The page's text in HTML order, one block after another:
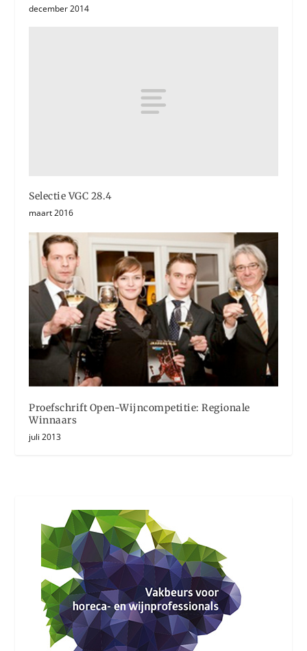
december 2014
Selectie VGC 28.4
maart 2016
Proefschrift Open-Wijncompetitie: Regionale
Winnaars
juli 2013